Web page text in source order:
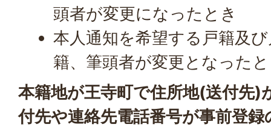
頭者が変更になったとき
本人通知を希望する戸籍及
籍、筆頭者が変更となった
本籍地が王寺町で住所地(送付先)
付先や連絡先電話番号が事前登